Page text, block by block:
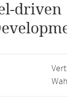
driven